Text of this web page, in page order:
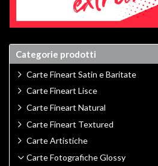
Categorie prodotti
Carte Fineart Satin e Baritate
Carte Fineart Lisce
Carte Fineart Natural
Carte Fineart Textured
Carte Artistiche
Carte Fotografiche Glossy